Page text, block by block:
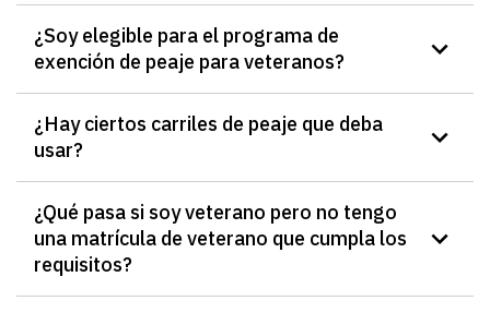
¿Soy elegible para el programa de
exención de peaje para veteranos?
¿Hay ciertos carriles de peaje que deba
usar?
¿Qué pasa si soy veterano pero no tengo
una matrícula de veterano que cumpla los
requisitos?